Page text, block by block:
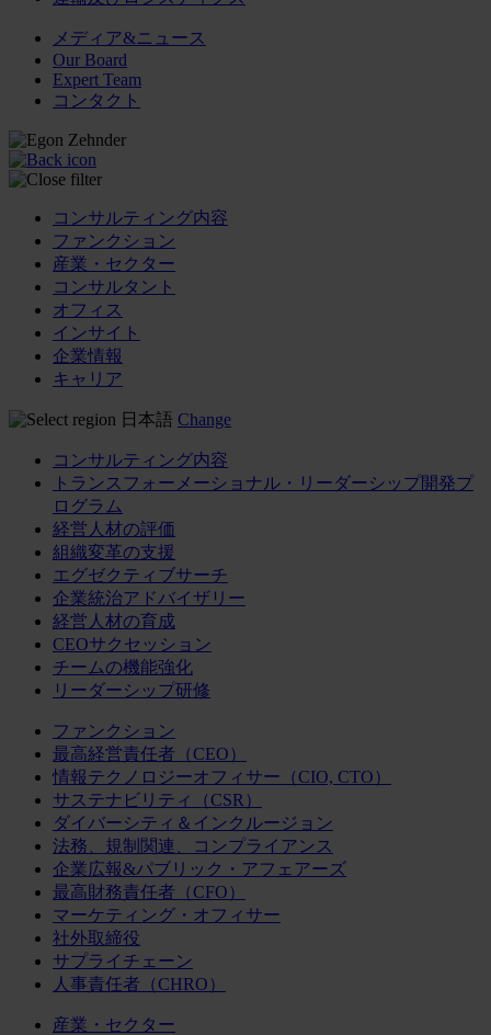
メディア&ニュース
Our Board
Expert Team
コンタクト
コンサルティング内容
ファンクション
産業・セクター
コンサルタント
オフィス
インサイト
企業情報
キャリア
日本語 Change
コンサルティング内容
トランスフォーメーショナル・リーダーシップ開発プ
ログラム
経営人材の評価
組織変革の支援
エグゼクティブサーチ
企業統治アドバイザリー
経営人材の育成
CEOサクセッション
チームの機能強化
リーダーシップ研修
ファンクション
最高経営責任者（CEO）
情報テクノロジーオフィサー（CIO, CTO）
サステナビリティ（CSR）
ダイバーシティ＆インクルージョン
法務、規制関連、コンプライアンス
企業広報&パブリック・アフェアーズ
最高財務責任者（CFO）
マーケティング・オフィサー
社外取締役
サプライチェーン
人事責任者（CHRO）
産業・セクター